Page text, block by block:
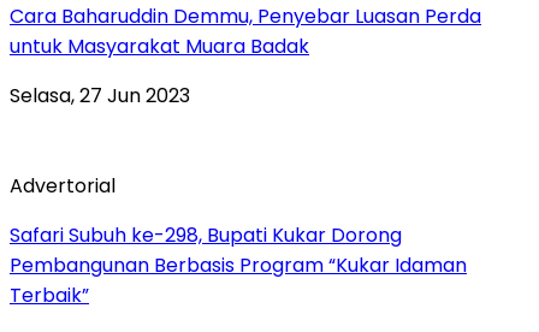
Cara Baharuddin Demmu, Penyebar Luasan Perda
untuk Masyarakat Muara Badak
Selasa, 27 Jun 2023
Advertorial
Safari Subuh ke-298, Bupati Kukar Dorong
Pembangunan Berbasis Program “Kukar Idaman
Terbaik”